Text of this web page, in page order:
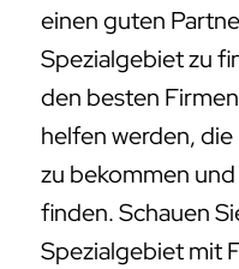
einen guten
Spezialgebiet zu
den besten
helfen werden,
zu bekommen
finden. Schauen
Spezialgebiet mit